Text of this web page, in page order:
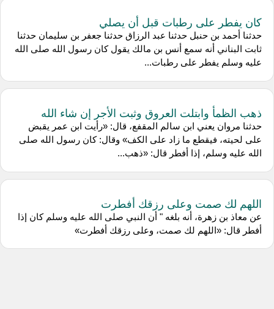
كان يفطر على رطبات قبل أن يصلي
حدثنا أحمد بن حنبل حدثنا عبد الرزاق حدثنا جعفر بن سليمان حدثنا
ثابت البناني أنه سمع أنس بن مالك يقول كان رسول الله صلى الله
عليه وسلم يفطر على رطبات...
ذهب الظمأ وابتلت العروق وثبت الأجر إن شاء الله
حدثنا مروان يعني ابن سالم المقفع، قال: «رأيت ابن عمر يقبض
على لحيته، فيقطع ما زاد على الكف» وقال: كان رسول الله صلى
الله عليه وسلم، إذا أفطر قال: «ذهب...
اللهم لك صمت وعلى رزقك أفطرت
عن معاذ بن زهرة، أنه بلغه " أن النبي صلى الله عليه وسلم كان إذا
أفطر قال: «اللهم لك صمت، وعلى رزقك أفطرت»